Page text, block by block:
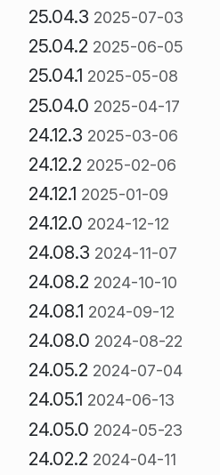
25.04.3 2025-07-03
25.04.2 2025-06-05
25.04.1 2025-05-08
25.04.0 2025-04-17
24.12.3 2025-03-06
24.12.2 2025-02-06
24.12.1 2025-01-09
24.12.0 2024-12-12
24.08.3 2024-11-07
24.08.2 2024-10-10
24.08.1 2024-09-12
24.08.0 2024-08-22
24.05.2 2024-07-04
24.05.1 2024-06-13
24.05.0 2024-05-23
24.02.2 2024-04-11